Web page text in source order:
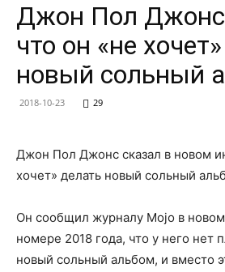
Джон Пол Джонс
что он «не
новый сольный
2018-10-23 29
Джон Пол Джонс сказал в новом
хочет» делать новый сольный
Он сообщил журналу Mojo в
номере 2018 года, что у него нет
новый сольный альбом, и вместо